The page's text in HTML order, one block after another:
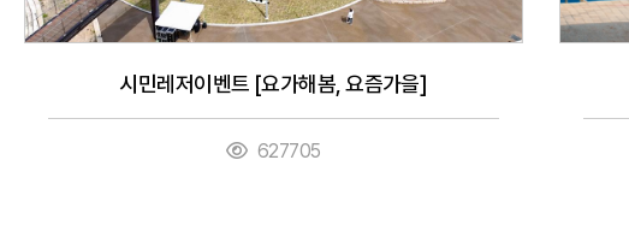
시민레저이벤트 [요가해봄, 요즘가을]
627705